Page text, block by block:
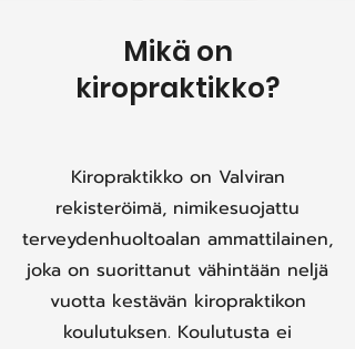
Mikä on
kiropraktikko?
Kiropraktikko on Valviran
rekisteröimä, nimikesuojattu
terveydenhuoltoalan ammattilainen,
joka on suorittanut vähintään neljä
vuotta kestävän kiropraktikon
koulutuksen. Koulutusta ei